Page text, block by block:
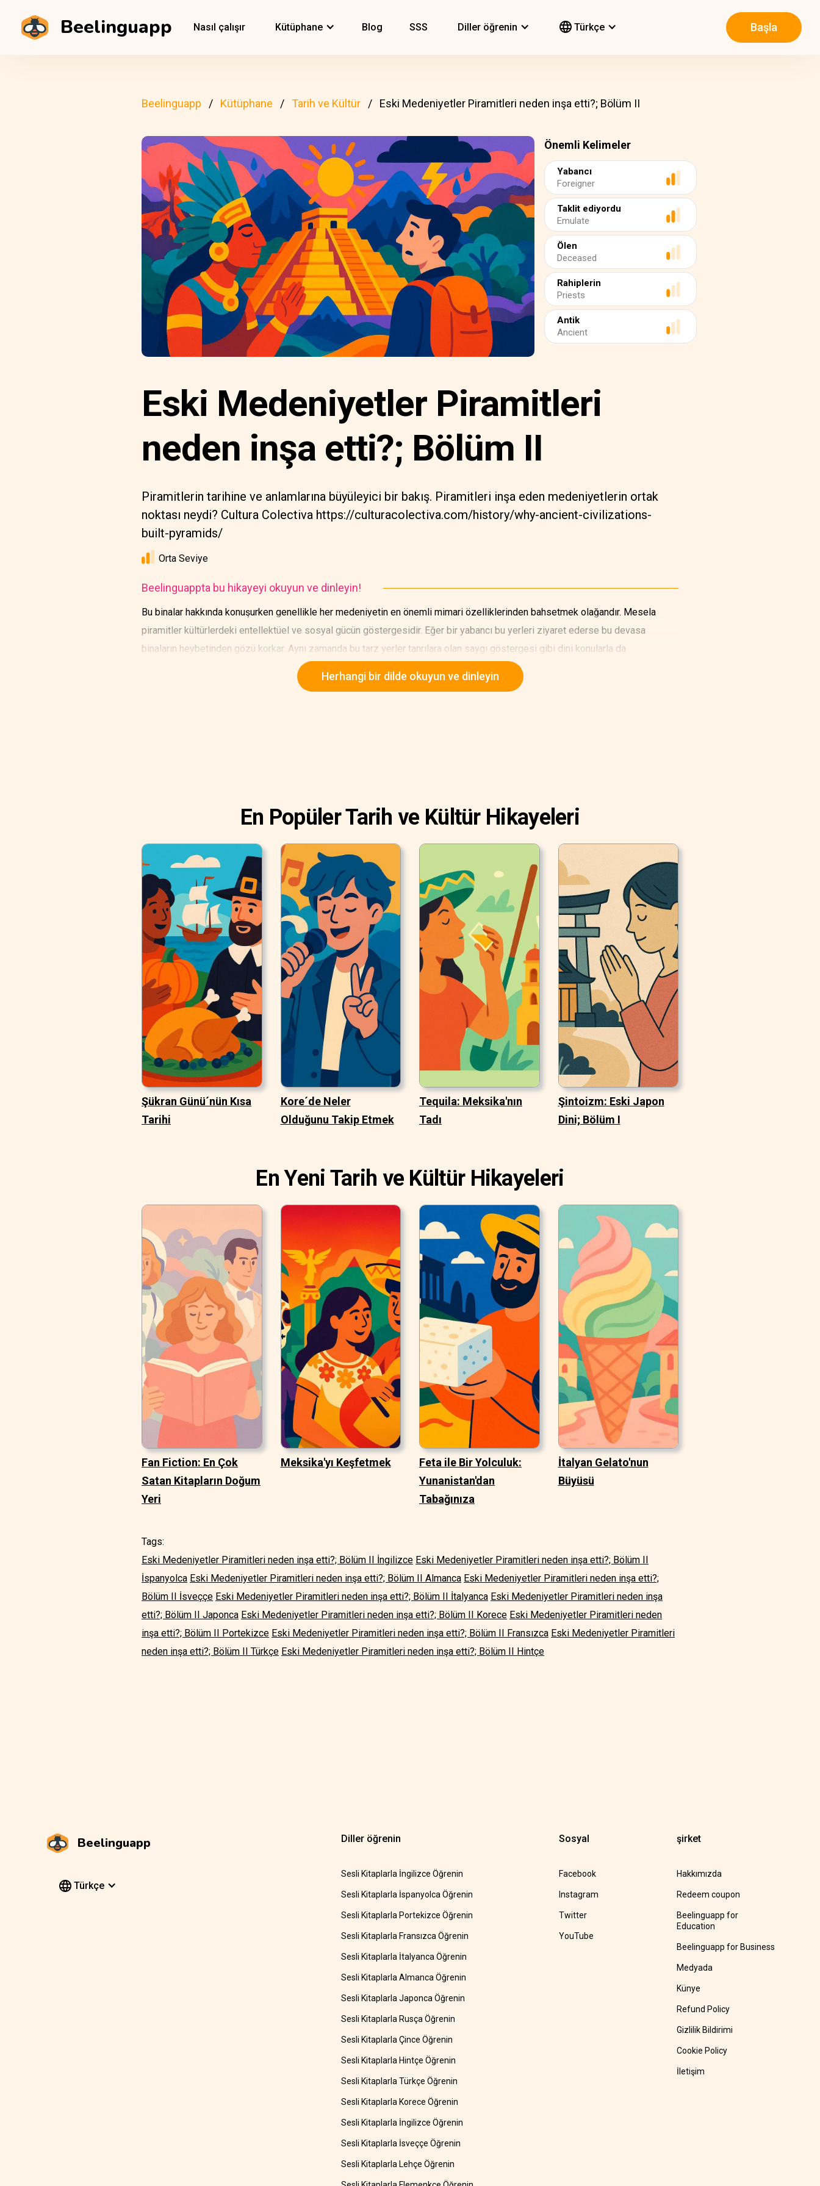
Beelinguapp Nasıl çalışır Kütüphane Blog SSS Diller öğrenin Türkçe Başla
Beelinguapp Kütüphane Tarih ve Kültür Eski Medeniyetler Piramitleri neden inşa etti?; Bölüm II
Önemli Kelimeler
Yabancı
Foreigner
Taklit ediyordu
Emulate
Ölen
Deceased
Rahiplerin
Priests
Antik
Ancient
Eski Medeniyetler Piramitleri
neden inşa etti?; Bölüm II
Piramitlerin tarihine ve anlamlarına büyüleyici bir bakış. Piramitleri inşa eden medeniyetlerin ortak
noktası neydi? Cultura Colectiva https://culturacolectiva.com/history/why-ancient-civilizations-
built-pyramids/
Orta Seviye
Beelinguappta bu hikayeyi okuyun ve dinleyin!
Bu binalar hakkında konuşurken genellikle her medeniyetin en önemli mimari özelliklerinden bahsetmek olağandır. Mesela
piramitler kültürlerdeki entellektüel ve sosyal gücün göstergesidir. Eğer bir yabancı bu yerleri ziyaret ederse bu devasa
binaların heybetinden gözü korkar. Aynı zamanda bu tarz yerler tanrılara olan saygı göstergesi gibi dini konularla da
Herhangi bir dilde okuyun ve dinleyin
En Popüler Tarih ve Kültür Hikayeleri
Şükran Günü´nün Kısa
Tarihi
Kore´de Neler
Olduğunu Takip Etmek
Tequila: Meksika'nın
Tadı
Şintoizm: Eski Japon
Dini; Bölüm I
En Yeni Tarih ve Kültür Hikayeleri
Fan Fiction: En Çok
Satan Kitapların Doğum
Yeri
Meksika'yı Keşfetmek
Feta ile Bir Yolculuk:
Yunanistan'dan
Tabağınıza
İtalyan Gelato'nun
Büyüsü
Tags:
Eski Medeniyetler Piramitleri neden inşa etti?; Bölüm II İngilizce Eski Medeniyetler Piramitleri neden inşa etti?; Bölüm II
İspanyolca Eski Medeniyetler Piramitleri neden inşa etti?; Bölüm II Almanca Eski Medeniyetler Piramitleri neden inşa etti?;
Bölüm II İsveççe Eski Medeniyetler Piramitleri neden inşa etti?; Bölüm II İtalyanca Eski Medeniyetler Piramitleri neden inşa
etti?; Bölüm II Japonca Eski Medeniyetler Piramitleri neden inşa etti?; Bölüm II Korece Eski Medeniyetler Piramitleri neden
inşa etti?; Bölüm II Portekizce Eski Medeniyetler Piramitleri neden inşa etti?; Bölüm II Fransızca Eski Medeniyetler Piramitleri
neden inşa etti?; Bölüm II Türkçe Eski Medeniyetler Piramitleri neden inşa etti?; Bölüm II Hintçe
Beelinguapp
Türkçe
Diller öğrenin
Sesli Kitaplarla İngilizce Öğrenin
Sesli Kitaplarla İspanyolca Öğrenin
Sesli Kitaplarla Portekizce Öğrenin
Sesli Kitaplarla Fransızca Öğrenin
Sesli Kitaplarla İtalyanca Öğrenin
Sesli Kitaplarla Almanca Öğrenin
Sesli Kitaplarla Japonca Öğrenin
Sesli Kitaplarla Rusça Öğrenin
Sesli Kitaplarla Çince Öğrenin
Sesli Kitaplarla Hintçe Öğrenin
Sesli Kitaplarla Türkçe Öğrenin
Sesli Kitaplarla Korece Öğrenin
Sesli Kitaplarla İngilizce Öğrenin
Sesli Kitaplarla İsveççe Öğrenin
Sesli Kitaplarla Lehçe Öğrenin
Sosyal
Facebook
Instagram
Twitter
YouTube
şirket
Hakkımızda
Redeem coupon
Beelinguapp for
Education
Beelinguapp for Business
Medyada
Künye
Refund Policy
Gizlilik Bildirimi
Cookie Policy
İletişim